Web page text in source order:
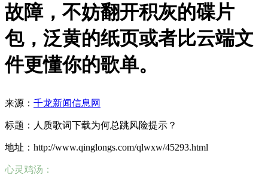
故障，不妨翻开积灰的碟片
包，泛黄的纸页或者比云端文
件更懂你的歌单。
来源： 千龙新闻信息网
标题：人质歌词下载为何总跳风险提示？
地址：http://www.qinglongs.com/qlwxw/45293.html
心灵鸡汤：